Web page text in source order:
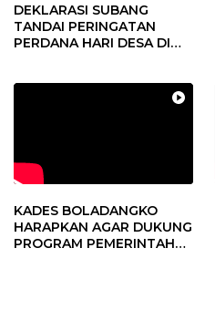
DEKLARASI SUBANG
TANDAI PERINGATAN
PERDANA HARI DESA DI
KADES BOLADANGKO
HARAPKAN AGAR DUKUNG
PROGRAM PEMERINTAH